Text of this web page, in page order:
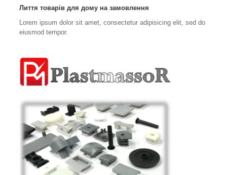
Лиття товарів для дому на замовлення
Lorem ipsum dolor sit amet, consectetur adipisicing elit, sed do
eiusmod tempor.